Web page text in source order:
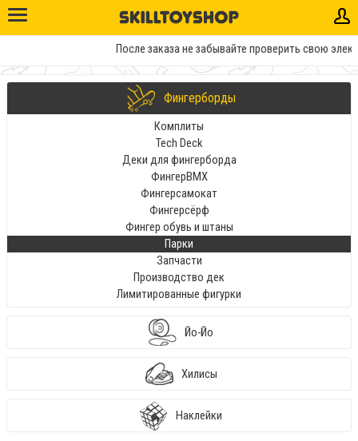
После заказа не забывайте проверить свою
Фингерборды
Комплиты
Tech Deck
Деки для фингерборда
ФингерBMX
Фингерсамокат
Фингерсёрф
Фингер обувь и штаны
Парки
Запчасти
Производство дек
Лимитированные фигурки
Йо-Йо
Хилисы
Наклейки